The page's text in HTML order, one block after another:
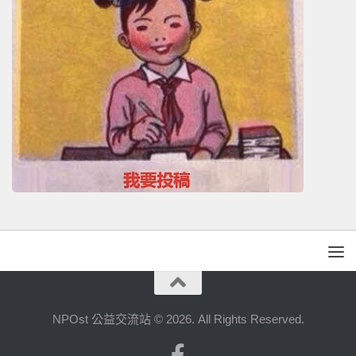
NPOst 公益交流站 © 2026. All Rights Reserved.